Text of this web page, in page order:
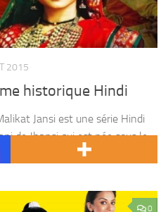
2015
historique Hindi
Jansi est une série Hindi
de Jhansi qui est née sous le
en 1834, à Kashi dans...
0